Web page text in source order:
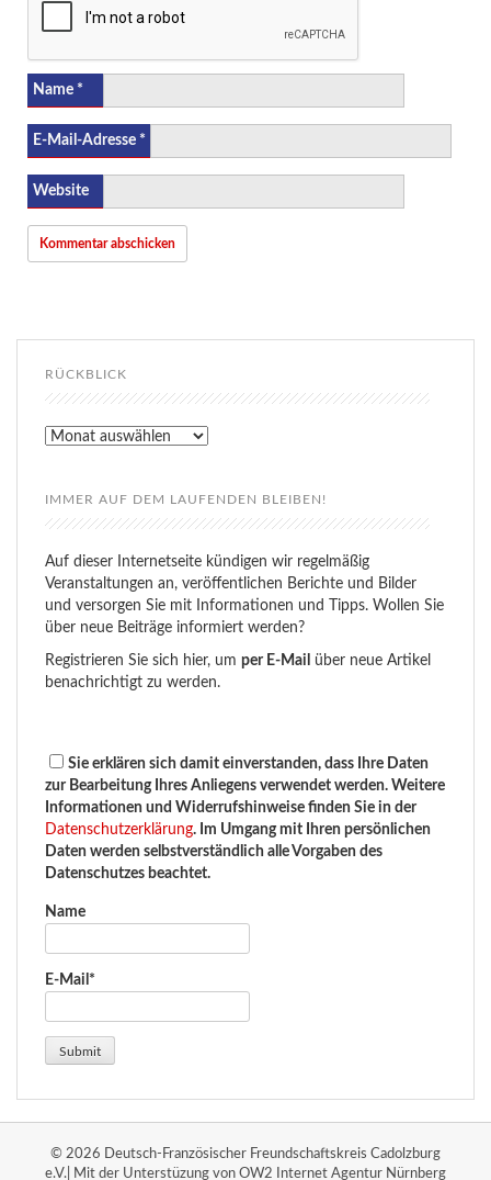
Name *
E-Mail-Adresse *
Website
RÜCKBLICK
Rückblick
IMMER AUF DEM LAUFENDEN BLEIBEN!
Auf dieser Internetseite kündigen wir regelmäßig
Veranstaltungen an, veröffentlichen Berichte und Bilder
und versorgen Sie mit Informationen und Tipps. Wollen Sie
über neue Beiträge informiert werden?
Registrieren Sie sich hier, um per E-Mail
über neue Artikel
benachrichtigt zu werden.
Sie erklären sich damit einverstanden, dass Ihre Daten
zur Bearbeitung Ihres Anliegens verwendet werden. Weitere
Informationen und Widerrufshinweise finden Sie in der
Datenschutzerklärung. Im Umgang mit Ihren persönlichen
Daten werden selbstverständlich alle Vorgaben des
Datenschutzes beachtet.
Name
E-Mail*
© 2026 Deutsch-Französischer Freundschaftskreis Cadolzburg
e.V.| Mit der Unterstüzung von OW2 Internet Agentur Nürnberg